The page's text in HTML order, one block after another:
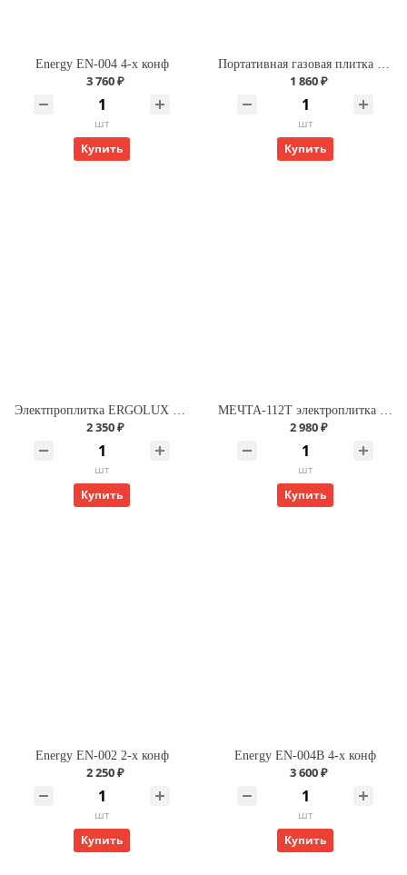
Energy EN-004 4-х конф
3 760 ₽
шт
Купить
1 860 ₽
шт
Купить
2 350 ₽
шт
Купить
2 980 ₽
шт
Купить
Energy EN-002 2-х конф
2 250 ₽
шт
Купить
Energy EN-004В 4-х конф
3 600 ₽
шт
Купить